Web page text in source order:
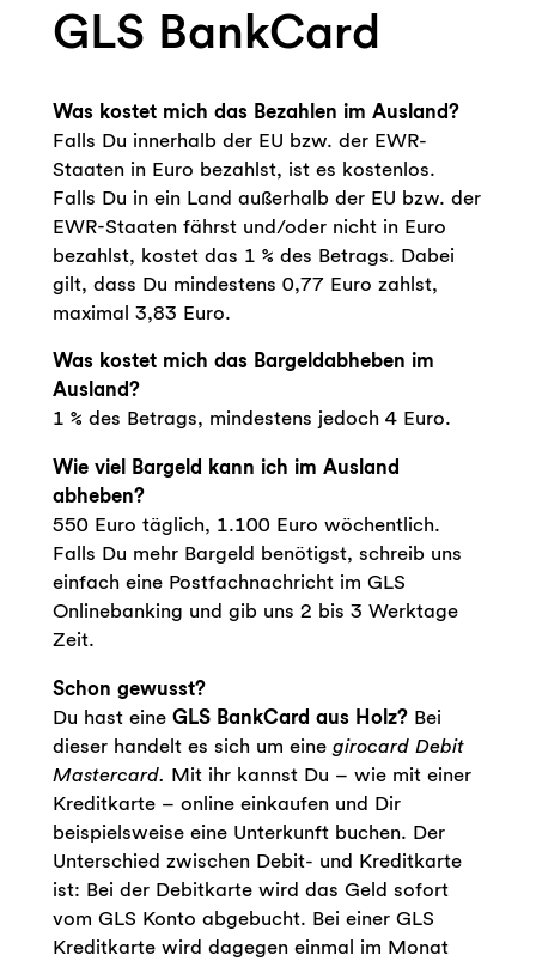
GLS BankCard
Was kostet mich das Bezahlen im Ausland?
Falls Du innerhalb der EU bzw. der EWR-
Staaten in Euro bezahlst, ist es kostenlos.
Falls Du in ein Land außerhalb der EU bzw. der
EWR-Staaten fährst und/oder nicht in Euro
bezahlst, kostet das 1 % des Betrags. Dabei
gilt, dass Du mindestens 0,77 Euro zahlst,
maximal 3,83 Euro.
Was kostet mich das Bargeldabheben im
Ausland?
1 % des Betrags, mindestens jedoch 4 Euro.
Wie viel Bargeld kann ich im Ausland
abheben?
550 Euro täglich, 1.100 Euro wöchentlich.
Falls Du mehr Bargeld benötigst, schreib uns
einfach eine Postfachnachricht im GLS
Onlinebanking und gib uns 2 bis 3 Werktage
Zeit.
Schon gewusst?
Du hast eine GLS BankCard aus Holz?Bei
dieser handelt es sich um eine girocard Debit
Mastercard. Mit ihr kannst Du – wie mit einer
Kreditkarte – online einkaufen und Dir
beispielsweise eine Unterkunft buchen. Der
Unterschied zwischen Debit- und Kreditkarte
ist: Bei der Debitkarte wird das Geld sofort
vom GLS Konto abgebucht. Bei einer GLS
Kreditkarte wird dagegen einmal im Monat